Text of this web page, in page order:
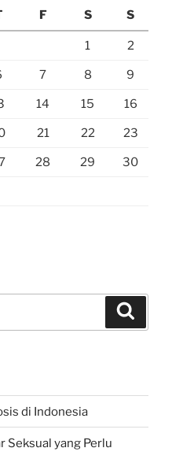
F S S
1 2
7 8 9
14 15 16
21 22 23
28 29 30
di Indonesia
Seksual yang Perlu